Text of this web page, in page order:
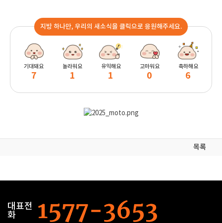
지방 하나만, 우리의 새소식을 클릭으로 응원해주세요.
기대돼요
7
놀라워요
1
유익해요
1
고마워요
0
축하해요
6
목록
대표전
화